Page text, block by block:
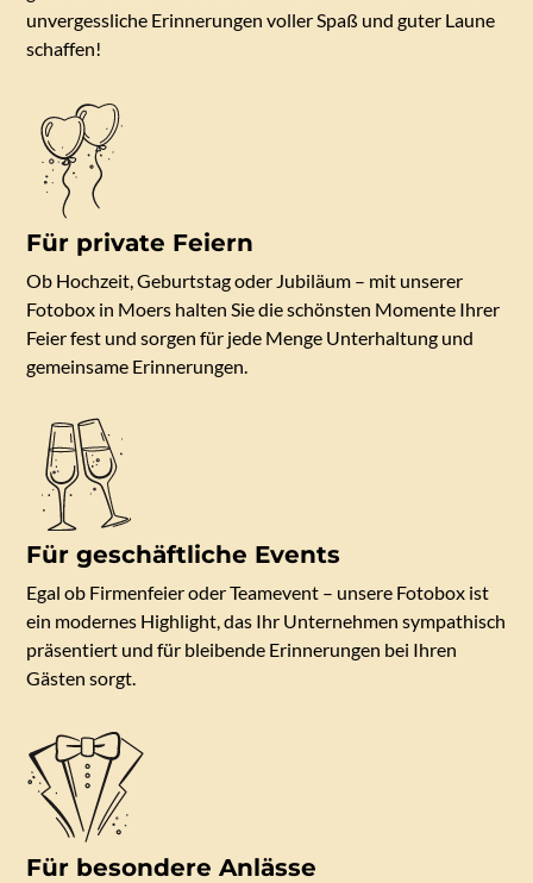
unvergessliche Erinnerungen voller Spaß und guter Laune
schaffen!
Für private Feiern
Ob Hochzeit, Geburtstag oder Jubiläum – mit unserer
Fotobox in Moers halten Sie die schönsten Momente Ihrer
Feier fest und sorgen für jede Menge Unterhaltung und
gemeinsame Erinnerungen.
Für geschäftliche Events
Egal ob Firmenfeier oder Teamevent – unsere Fotobox ist
ein modernes Highlight, das Ihr Unternehmen sympathisch
präsentiert und für bleibende Erinnerungen bei Ihren
Gästen sorgt.
Für besondere Anlässe